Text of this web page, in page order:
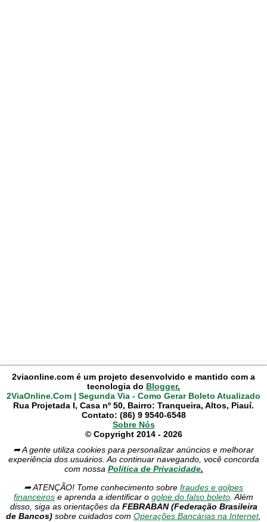
2viaonline.com é um projeto desenvolvido e mantido com a
tecnologia do Blogger.
2ViaOnline.Com | Segunda Via - Como Gerar Boleto Atualizado
Rua Projetada I, Casa nº 50, Bairro: Tranqueira, Altos, Piauí.
Contato: (86) 9 9540-6548
Sobre Nós
© Copyright 2014 - 2026
➦ A gente utiliza cookies para personalizar anúncios e melhorar
experiência dos usuários. Ao continuar navegando, você concorda
com nossa Política de Privacidade.
➦ ATENÇÃO! Tome conhecimento sobre fraudes e golpes
financeiros e aprenda a identificar o golpe do falso boleto . Além
disso, siga as orientações da FEBRABAN (Federação Brasileira
de Bancos) sobre cuidados com Operações Bancárias na Internet,